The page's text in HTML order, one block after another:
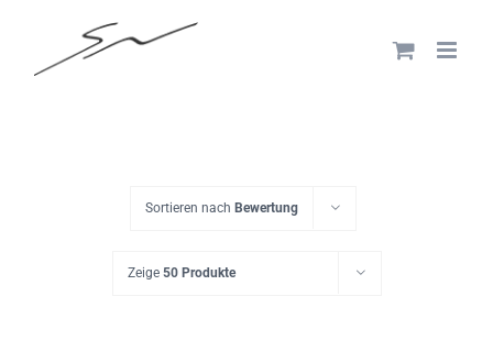
content
Sortieren nach Bewertung
Zeige 50 Produkte